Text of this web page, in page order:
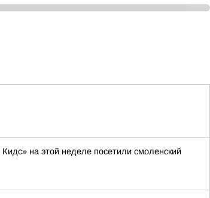
на этой неделе посетили смоленский